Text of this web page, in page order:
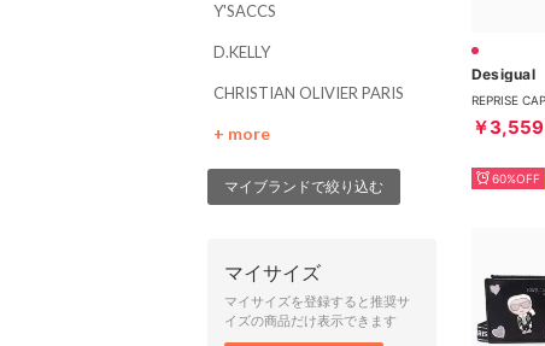
Y'SACCS
D.KELLY
CHRISTIAN OLIVIER PARIS
+ more
マイブランドで絞り込む
マイサイズ
マイサイズを登録すると推奨サ
イズの商品だけ表示できます
Desigual
￥3,559
60%OFF